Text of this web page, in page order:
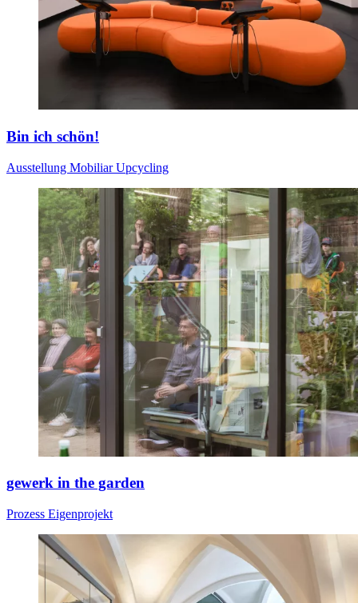
Bin ich schön!
Ausstellung MobiliarUpcycling
gewerk in the garden
Prozess Eigenprojekt